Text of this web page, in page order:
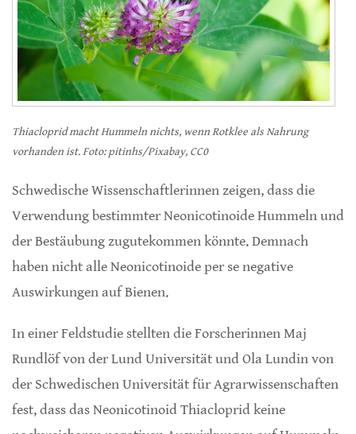
Thiacloprid macht Hummeln nichts, wenn Rotklee als Nahrung
vorhanden ist. Foto: pitinhs/Pixabay, CC0
Schwedische Wissenschaftlerinnen zeigen, dass die
Verwendung bestimmter Neonicotinoide Hummeln und
der Bestäubung zugutekommen könnte. Demnach
haben nicht alle Neonicotinoide per se negative
Auswirkungen auf Bienen.
In einer Feldstudie stellten die Forscherinnen Maj
Rundlöf von der Lund Universität und Ola Lundin von
der Schwedischen Universität für Agrarwissenschaften
fest, dass das Neonicotinoid Thiacloprid keine